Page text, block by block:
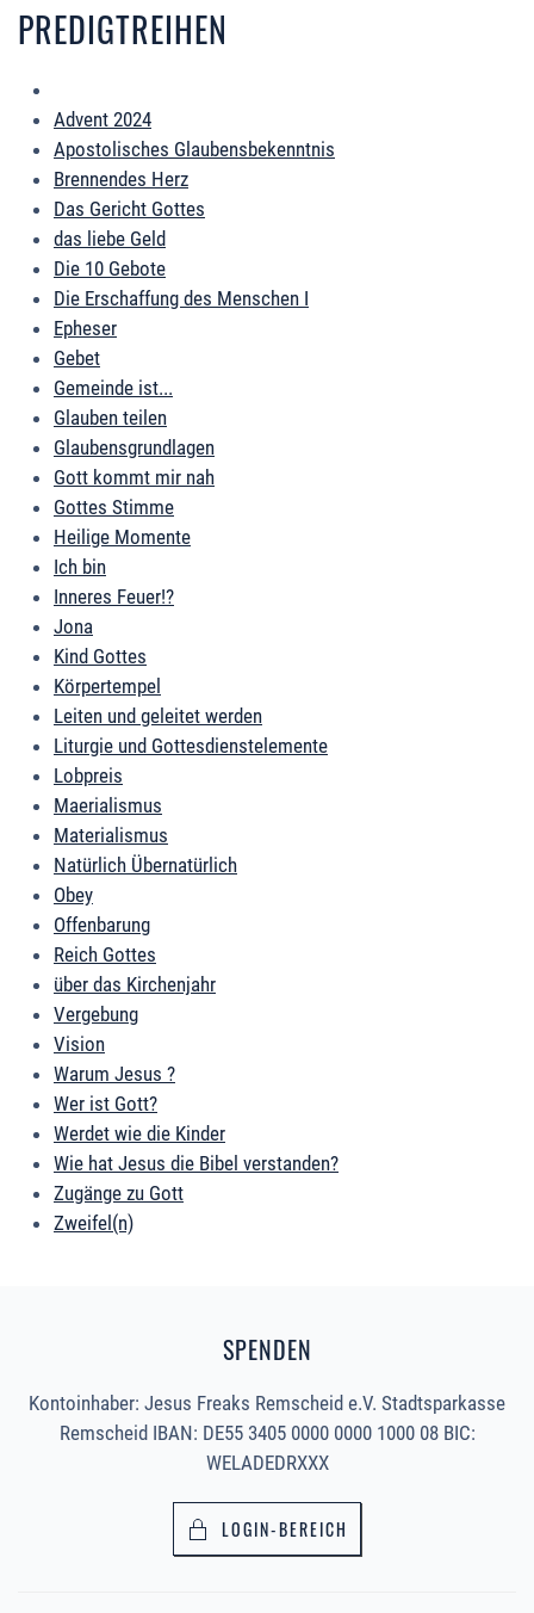
PREDIGTREIHEN
Advent 2024
Apostolisches Glaubensbekenntnis
Brennendes Herz
Das Gericht Gottes
das liebe Geld
Die 10 Gebote
Die Erschaffung des Menschen I
Epheser
Gebet
Gemeinde ist...
Glauben teilen
Glaubensgrundlagen
Gott kommt mir nah
Gottes Stimme
Heilige Momente
Ich bin
Inneres Feuer!?
Jona
Kind Gottes
Körpertempel
Leiten und geleitet werden
Liturgie und Gottesdienstelemente
Lobpreis
Maerialismus
Materialismus
Natürlich Übernatürlich
Obey
Offenbarung
Reich Gottes
über das Kirchenjahr
Vergebung
Vision
Warum Jesus ?
Wer ist Gott?
Werdet wie die Kinder
Wie hat Jesus die Bibel verstanden?
Zugänge zu Gott
Zweifel(n)
SPENDEN
Kontoinhaber: Jesus Freaks Remscheid e.V. Stadtsparkasse
Remscheid IBAN: DE55 3405 0000 0000 1000 08 BIC:
WELADEDRXXX
LOGIN-BEREICH